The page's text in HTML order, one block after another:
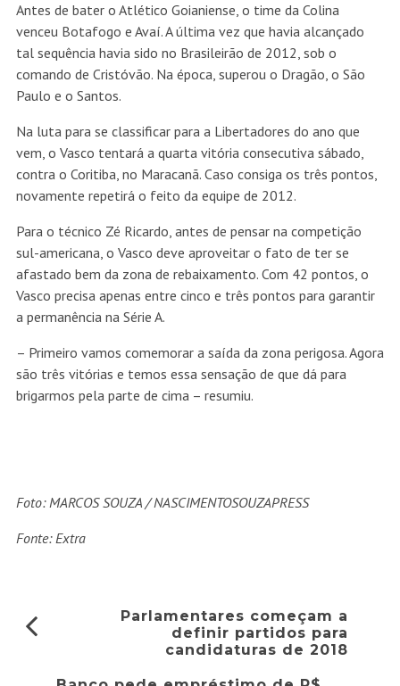
Antes de bater o Atlético Goianiense, o time da Colina
venceu Botafogo e Avaí. A última vez que havia alcançado
tal sequência havia sido no Brasileirão de 2012, sob o
comando de Cristóvão. Na época, superou o Dragão, o São
Paulo e o Santos.
Na luta para se classificar para a Libertadores do ano que
vem, o Vasco tentará a quarta vitória consecutiva sábado,
contra o Coritiba, no Maracanã. Caso consiga os três pontos,
novamente repetirá o feito da equipe de 2012.
Para o técnico Zé Ricardo, antes de pensar na competição
sul-americana, o Vasco deve aproveitar o fato de ter se
afastado bem da zona de rebaixamento. Com 42 pontos, o
Vasco precisa apenas entre cinco e três pontos para garantir
a permanência na Série A.
– Primeiro vamos comemorar a saída da zona perigosa. Agora
são três vitórias e temos essa sensação de que dá para
brigarmos pela parte de cima – resumiu.
Foto: MARCOS SOUZA / NASCIMENTOSOUZAPRESS
Fonte: Extra
Parlamentares começam a
definir partidos para
candidaturas de 2018